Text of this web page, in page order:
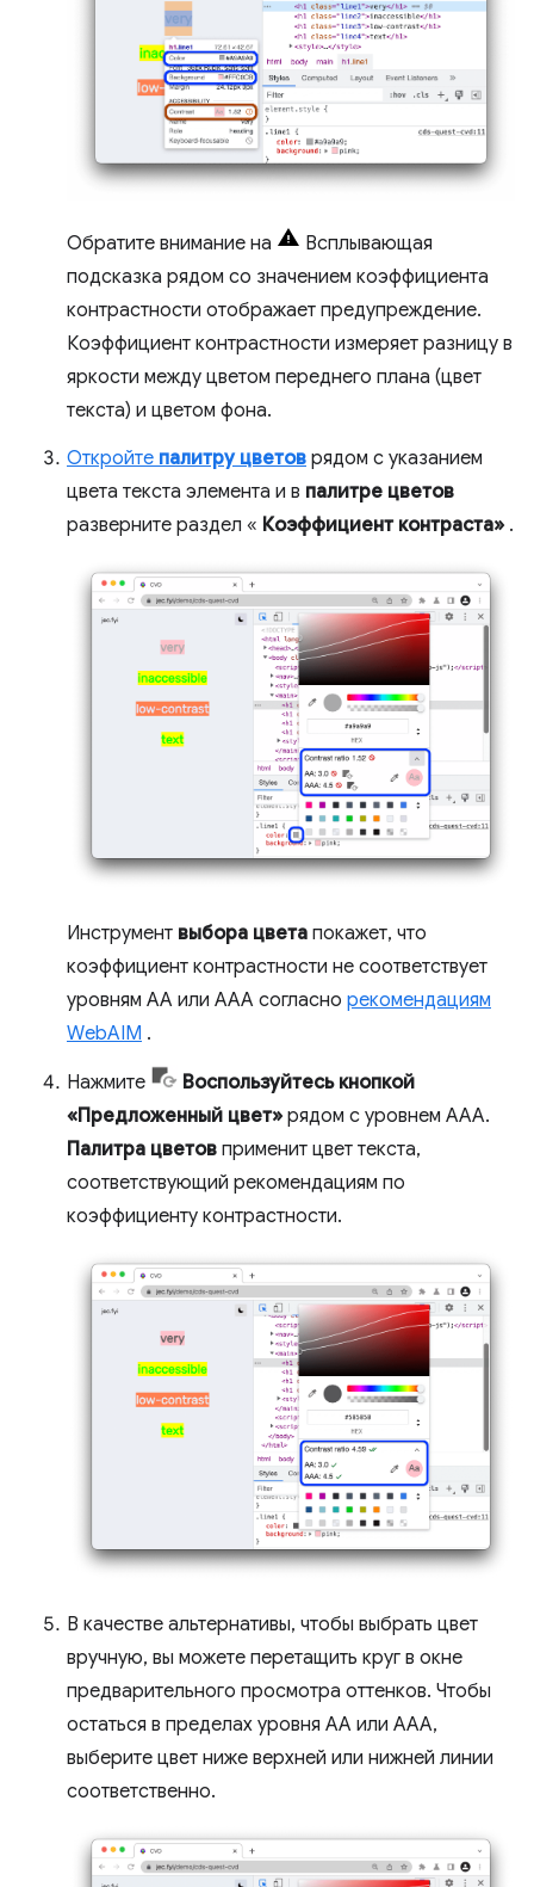
Обратите внимание на
Всплывающая
подсказка рядом со значением коэффициента
контрастности отображает предупреждение.
Коэффициент контрастности измеряет разницу в
яркости между цветом переднего плана (цвет
текста) и цветом фона.
Откройте палитру цветов рядом с указанием
цвета текста элемента и в палитре цветов
разверните раздел « Коэффициент контраста» .
Инструмент выбора цвета покажет, что
коэффициент контрастности не соответствует
уровням AA или AAA согласно рекомендациям
WebAIM .
Нажмите
Воспользуйтесь кнопкой
«Предложенный цвет» рядом с уровнем AAA.
Палитра цветов применит цвет текста,
соответствующий рекомендациям по
коэффициенту контрастности.
В качестве альтернативы, чтобы выбрать цвет
вручную, вы можете перетащить круг в окне
предварительного просмотра оттенков. Чтобы
остаться в пределах уровня AA или AAA,
выберите цвет ниже верхней или нижней линии
соответственно.